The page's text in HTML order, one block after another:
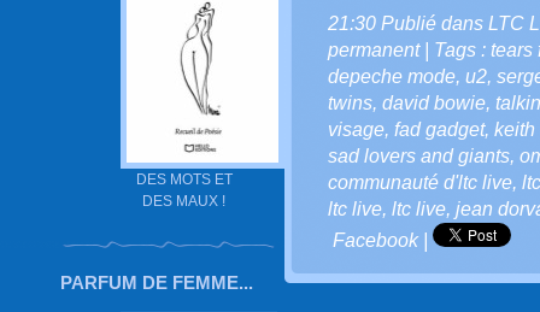
DES MOTS ET
DES MAUX !
PARFUM DE FEMME...
21:30 Publié dans LTC
permanent| Tags : tears
depeche mode, u2,
twins, david bowie,
visage, fad gadget, keith
sad lovers and giants,
communauté d'ltc live,
ltc live, ltc live, jean
Facebook|